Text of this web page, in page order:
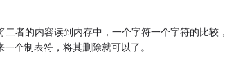
者的内容读到内存中，一个字符一个字符的比较
个制表符，将其删除就可以了。